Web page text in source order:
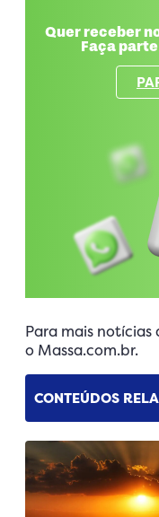
Quer receber
Faça
Para mais notícias
o Massa.com.br.
CONTEÚDOS